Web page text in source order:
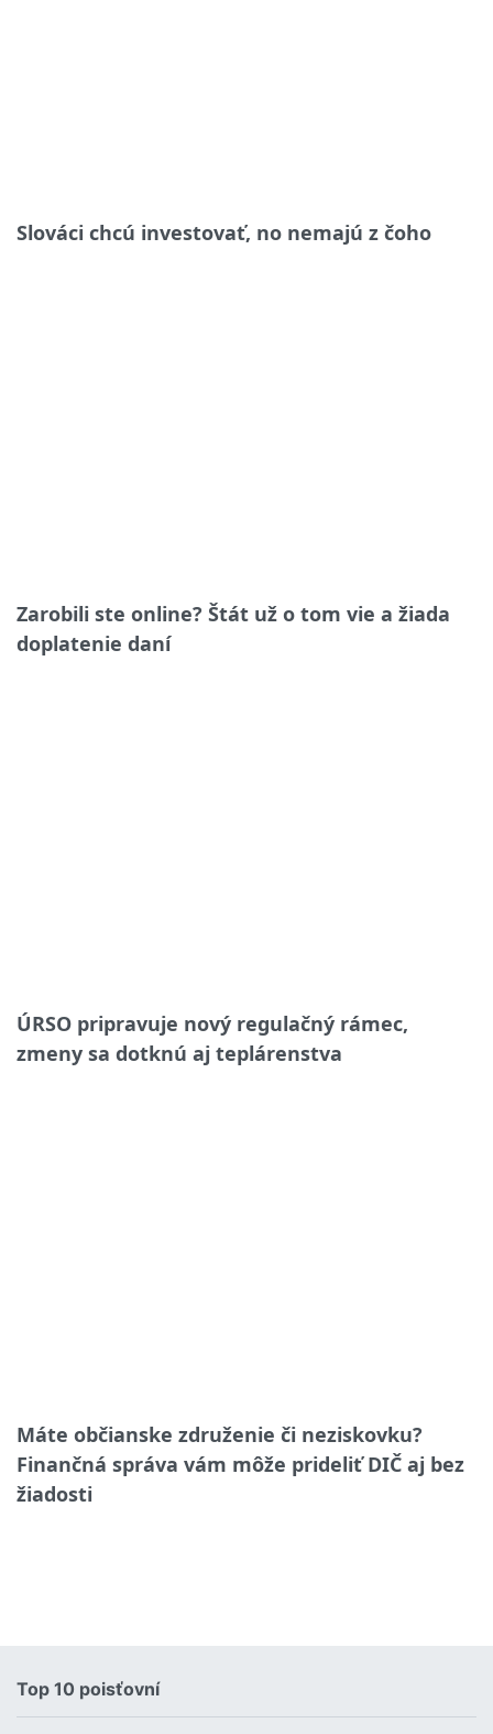
Slováci chcú investovať, no nemajú z čoho
Zarobili ste online? Štát už o tom vie a žiada
doplatenie daní
ÚRSO pripravuje nový regulačný rámec,
zmeny sa dotknú aj teplárenstva
Máte občianske združenie či neziskovku?
Finančná správa vám môže prideliť DIČ aj bez
žiadosti
Top 10 poisťovní